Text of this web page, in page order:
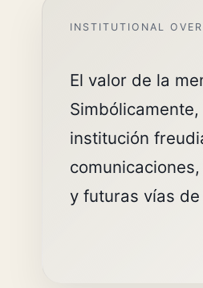
El valor de la
institución
y futuras vías